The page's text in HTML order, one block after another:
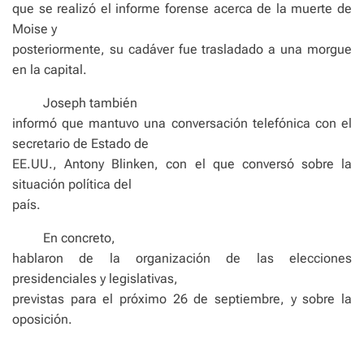
que se realizó el informe forense acerca de la muerte de
Moise y
posteriormente, su cadáver fue trasladado a una morgue
en la capital.
Joseph también
informó que mantuvo una conversación telefónica con el
secretario de Estado de
EE.UU., Antony Blinken, con el que conversó sobre la
situación política del
país.
En concreto,
hablaron de la organización de las elecciones
presidenciales y legislativas,
previstas para el próximo 26 de septiembre, y sobre la
oposición.